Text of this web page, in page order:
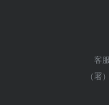
客
（署